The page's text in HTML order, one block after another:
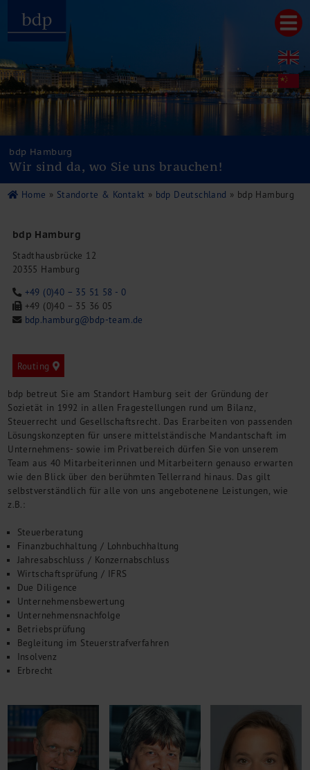
Hauptmenu
bdp aktuell
Über uns
Unternehmenswerte
Referenzen
Pressespiegel
Publikationen
Newsletter
Videos
Steuerberatung
Rechtsberatung
Wirtschaftsprüfung
Unternehmensfinanzierung
Restrukturierung
M&A + Unternehmensnachfolge
Internationalisierung
China Consulting
Unternehmensgründung
Finanz- und Lohnbuchhaltung
Wirtschaftsprüfung
Steuerberatung
Rechtsberatung
M&A Deutschland/China
Unternehmensfinanzierung
Industrielle Dienstleistungen
Coaching
Team
Events
Karriere
Kontakt
bdp Hamburg
Wir sind da, wo Sie uns brauchen!
Home » Standorte & Kontakt » bdp Deutschland » bdp Hamburg
bdp Hamburg
Stadthausbrücke 12
20355 Hamburg
+49 (0)40 – 35 51 58 - 0
+49 (0)40 – 35 36 05
bdp.hamburg@bdp-team.de
Routing
bdp betreut Sie am Standort Hamburg seit der Gründung der
Sozietät in 1992 in allen Fragestellungen rund um Bilanz,
Steuerrecht und Gesellschaftsrecht. Das Erarbeiten von passenden
Lösungskonzepten für unsere mittelständische Mandantschaft im
Unternehmens- sowie im Privatbereich dürfen Sie von unserem
Team aus 40 Mitarbeiterinnen und Mitarbeitern genauso erwarten
wie den Blick über den berühmten Tellerrand hinaus. Das gilt
selbstverständlich für alle von uns angebotenene Leistungen, wie
z.B.:
Steuerberatung
Finanzbuchhaltung / Lohnbuchhaltung
Jahresabschluss / Konzernabschluss
Wirtschaftsprüfung / IFRS
Due Diligence
Unternehmensbewertung
Unternehmensnachfolge
Betriebsprüfung
Begleitung im Steuerstrafverfahren
Insolvenz
Erbrecht